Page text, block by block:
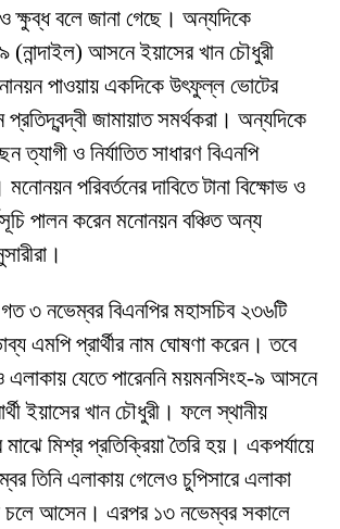
ক্ষুব্ধ বলে জানা গেছে। অন্যদিকে
(নান্দাইল) আসনে ইয়াসের খান চৌধুরী
পাওয়ায় একদিকে উৎফুল্ল ভোটের
প্রতিদ্বন্দ্বী জামায়াত সমর্থকরা। অন্যদিকে
ত্যাগী ও নির্যাতিত সাধারণ বিএনপি
মনোনয়ন পরিবর্তনের দাবিতে টানা বিক্ষোভ ও
পালন করেন মনোনয়ন বঞ্চিত অন্য
৩ নভেম্বর বিএনপির মহাসচিব ২৩৬টি
এমপি প্রার্থীর নাম ঘোষণা করেন। তবে
এলাকায় যেতে পারেননি ময়মনসিংহ-৯ আসনে
ইয়াসের খান চৌধুরী। ফলে স্থানীয়
মাঝে মিশ্র প্রতিক্রিয়া তৈরি হয়। একপর্যায়ে
তিনি এলাকায় গেলেও চুপিসারে এলাকা
চলে আসেন। এরপর ১৩ নভেম্বর সকালে